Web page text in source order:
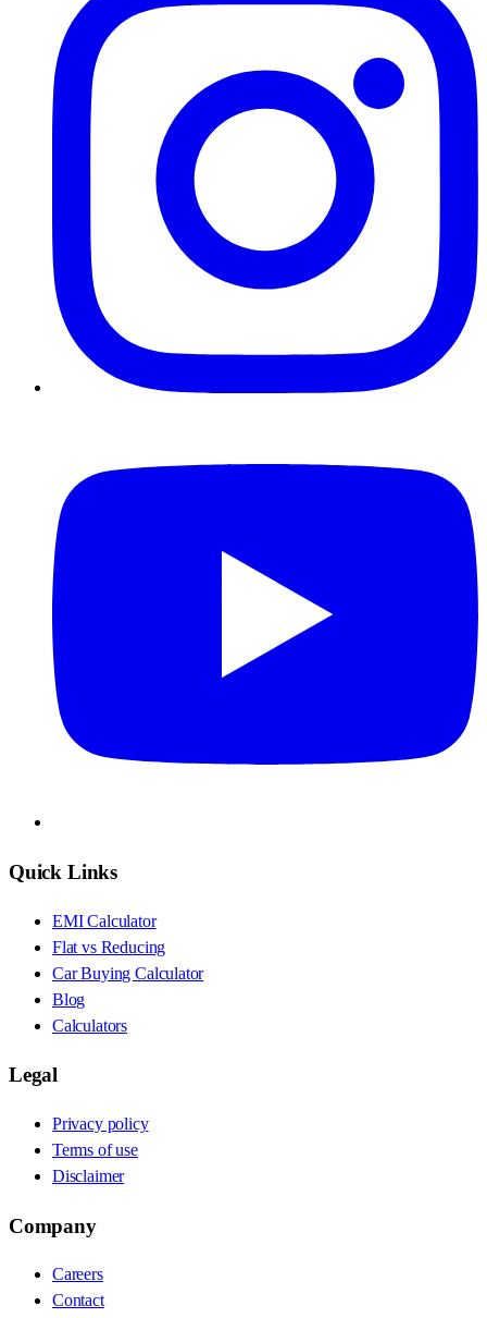
Quick Links
EMI Calculator
Flat vs Reducing
Car Buying Calculator
Blog
Calculators
Legal
Privacy policy
Terms of use
Disclaimer
Company
Careers
Contact